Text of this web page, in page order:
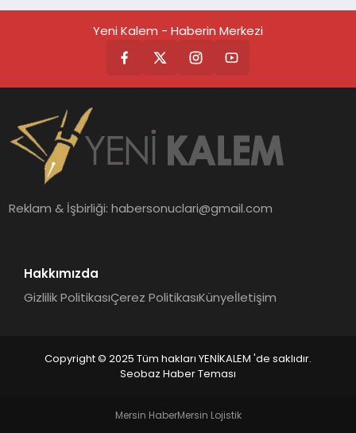
Yeni Kalem - Haberin Merkezi
Reklam & İşbirliği:habersonuclari@gmail.com
Hakkımızda
Gizlilik PolitikasıÇerez PolitikasıKünyeİletişim
Copyright © 2025 Tüm hakları YENİKALEM 'de saklıdır.
Seobaz Haber Teması
Mersin HaberMersin Lojistik